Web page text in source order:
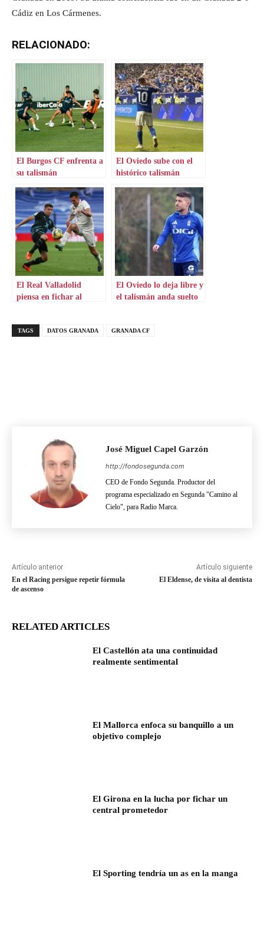
Cádiz en Los Cármenes.
RELACIONADO:
El Burgos CF enfrenta a
su talismán
El Oviedo sube con el
histórico talismán
El Real Valladolid
piensa en fichar al
El Oviedo lo deja libre y
el talismán anda suelto
TAGS DATOS GRANADA GRANADA CF
José Miguel Capel Garzón
http://fondosegunda.com
CEO de Fondo Segunda. Productor del
programa especializado en Segunda "Camino al
Cielo", para Radio Marca.
Artículo anterior
En el Racing persigue repetir fórmula
de ascenso
Artículo siguiente
El Eldense, de visita al dentista
RELATED ARTICLES
El Castellón ata una continuidad
realmente sentimental
El Mallorca enfoca su banquillo a un
objetivo complejo
El Girona en la lucha por fichar un
central prometedor
El Sporting tendría un as en la manga